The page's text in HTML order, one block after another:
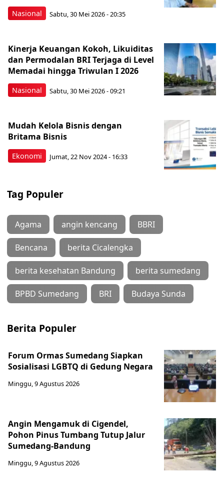
Nasional Sabtu, 30 Mei 2026 - 20:35
Nasional
Kinerja Keuangan Kokoh, Likuiditas
dan Permodalan BRI Terjaga di Level
Memadai hingga Triwulan I 2026
Sabtu, 30 Mei 2026 - 09:21
Ekonomi
Mudah Kelola Bisnis dengan
Britama Bisnis
Jumat, 22 Nov 2024 - 16:33
Tag Populer
Agama angin kencang BBRI
Bencana berita Cicalengka
berita kesehatan Bandung berita sumedang
BPBD Sumedang BRI Budaya Sunda
Berita Populer
Forum Ormas Sumedang Siapkan
Sosialisasi LGBTQ di Gedung Negara
Minggu, 9 Agustus 2026
Angin Mengamuk di Cigendel,
Pohon Pinus Tumbang Tutup Jalur
Sumedang-Bandung
Minggu, 9 Agustus 2026